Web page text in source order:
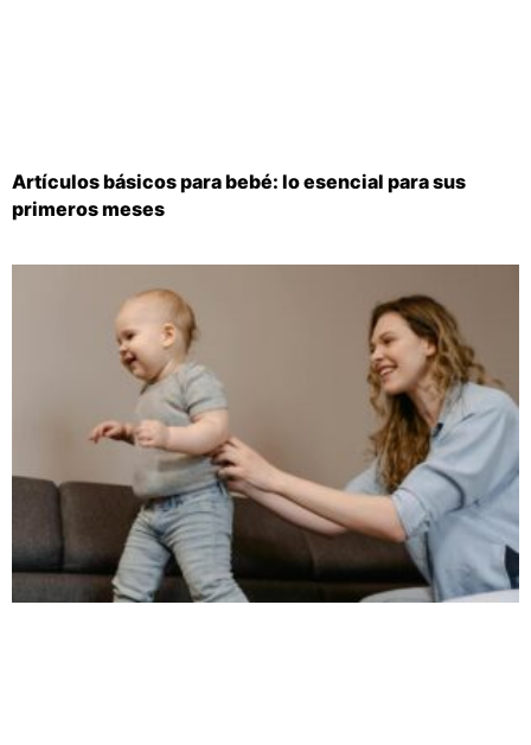
Artículos básicos para bebé: lo esencial para sus
primeros meses